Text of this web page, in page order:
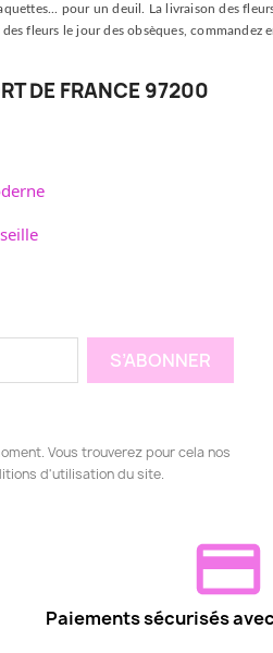
pour un deuil. La livraison des
fleurs le jour des obsèques, commandez
DE FRANCE 97200
Vous trouverez pour cela nos
d'utilisation du site.
Paiements sécurisés avec